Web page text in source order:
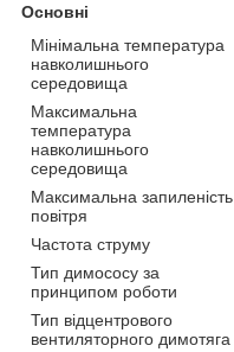
Основні
Мінімальна температура
навколишнього
середовища
Максимальна
температура
навколишнього
середовища
Максимальна запиленість
повітря
Частота струму
Тип димососу за
принципом роботи
Тип відцентрового
вентиляторного димотяга